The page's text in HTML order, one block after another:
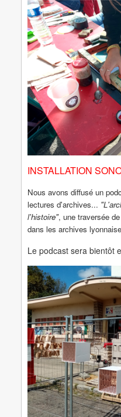
INSTALLATION
Nous avons diffusé un
lectures d'archives...
l'histoire", une traversée
dans les archives
Le podcast sera bientôt